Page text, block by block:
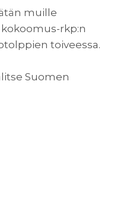
muille
kokoomus-rkp:n
toiveessa.
Suomen